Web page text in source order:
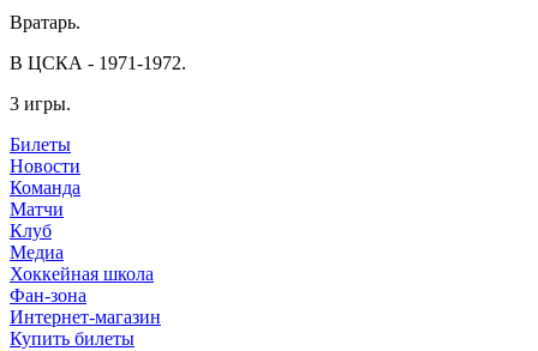
Вратарь.
В ЦСКА - 1971-1972.
3 игры.
Билеты
Новости
Команда
Матчи
Клуб
Медиа
Хоккейная школа
Фан-зона
Интернет-магазин
Купить билеты